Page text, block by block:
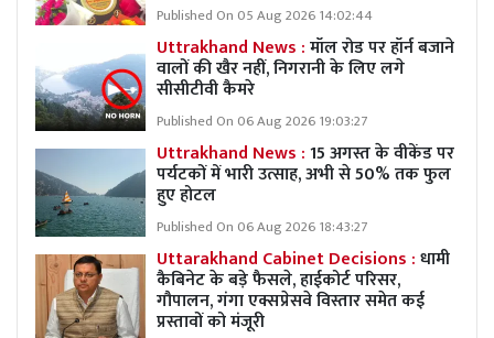
Published On 05 Aug 2026 14:02:44
Uttrakhand News :मॉल रोड पर हॉर्न बजाने
वालों की खैर नहीं, निगरानी के लिए लगे
सीसीटीवी कैमरे
Published On 06 Aug 2026 19:03:27
Uttrakhand News :15 अगस्त के वीकेंड पर
पर्यटकों में भारी उत्साह, अभी से 50% तक फुल
हुए होटल
Published On 06 Aug 2026 18:43:27
Uttarakhand Cabinet Decisions :धामी
कैबिनेट के बड़े फैसले, हाईकोर्ट परिसर,
गौपालन, गंगा एक्सप्रेसवे विस्तार समेत कई
प्रस्तावों को मंजूरी